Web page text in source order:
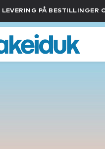
PÅ BESTILLINGER